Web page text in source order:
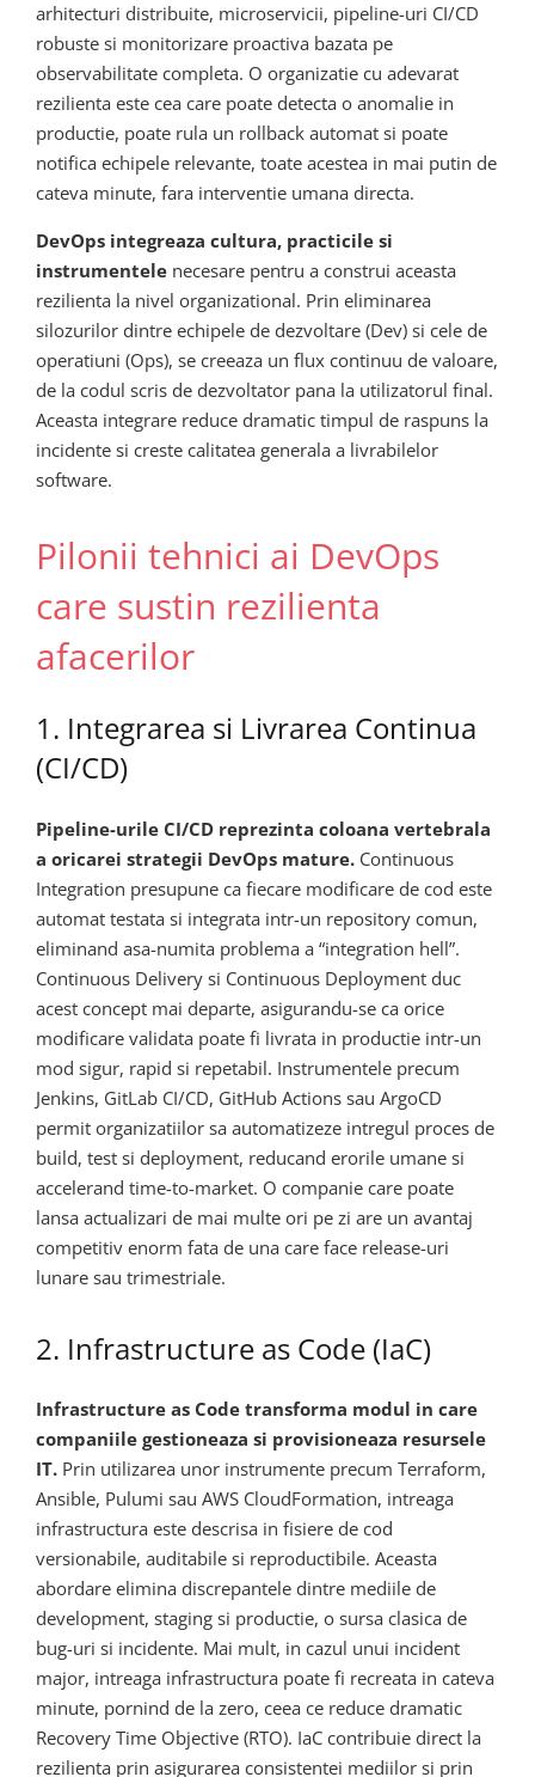
arhitecturi distribuite, microservicii, pipeline-uri CI/CD
robuste si monitorizare proactiva bazata pe
observabilitate completa. O organizatie cu adevarat
rezilienta este cea care poate detecta o anomalie in
productie, poate rula un rollback automat si poate
notifica echipele relevante, toate acestea in mai putin de
cateva minute, fara interventie umana directa.
DevOps integreaza cultura, practicile si
instrumentele necesare pentru a construi aceasta
rezilienta la nivel organizational. Prin eliminarea
silozurilor dintre echipele de dezvoltare (Dev) si cele de
operatiuni (Ops), se creeaza un flux continuu de valoare,
de la codul scris de dezvoltator pana la utilizatorul final.
Aceasta integrare reduce dramatic timpul de raspuns la
incidente si creste calitatea generala a livrabilelor
software.
Pilonii tehnici ai DevOps
care sustin rezilienta
afacerilor
1. Integrarea si Livrarea Continua
(CI/CD)
Pipeline-urile CI/CD reprezinta coloana vertebrala
a oricarei strategii DevOps mature. Continuous
Integration presupune ca fiecare modificare de cod este
automat testata si integrata intr-un repository comun,
eliminand asa-numita problema a “integration hell”.
Continuous Delivery si Continuous Deployment duc
acest concept mai departe, asigurandu-se ca orice
modificare validata poate fi livrata in productie intr-un
mod sigur, rapid si repetabil. Instrumentele precum
Jenkins, GitLab CI/CD, GitHub Actions sau ArgoCD
permit organizatiilor sa automatizeze intregul proces de
build, test si deployment, reducand erorile umane si
accelerand time-to-market. O companie care poate
lansa actualizari de mai multe ori pe zi are un avantaj
competitiv enorm fata de una care face release-uri
lunare sau trimestriale.
2. Infrastructure as Code (IaC)
Infrastructure as Code transforma modul in care
companiile gestioneaza si provisioneaza resursele
IT. Prin utilizarea unor instrumente precum Terraform,
Ansible, Pulumi sau AWS CloudFormation, intreaga
infrastructura este descrisa in fisiere de cod
versionabile, auditabile si reproductibile. Aceasta
abordare elimina discrepantele dintre mediile de
development, staging si productie, o sursa clasica de
bug-uri si incidente. Mai mult, in cazul unui incident
major, intreaga infrastructura poate fi recreata in cateva
minute, pornind de la zero, ceea ce reduce dramatic
Recovery Time Objective (RTO). IaC contribuie direct la
rezilienta prin asigurarea consistentei mediilor si prin